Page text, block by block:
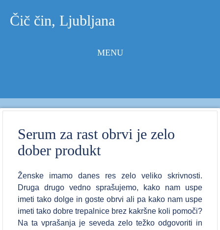
Čič čin, Ljubljana
MENU
Serum za rast obrvi je zelo
dober produkt
Ženske imamo danes res zelo veliko skrivnosti.
Druga drugo vedno sprašujemo, kako nam uspe
imeti tako dolge in goste obrvi ali pa kako nam uspe
imeti tako dobre trepalnice brez kakršne koli pomoči?
Na ta vprašanja je seveda zelo težko odgovoriti in